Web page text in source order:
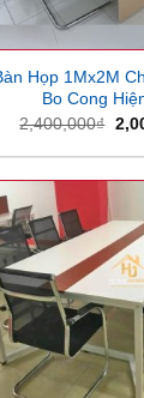
Họp 1Mx2M
Bo Cong
2,400,000₫ Giá
là: